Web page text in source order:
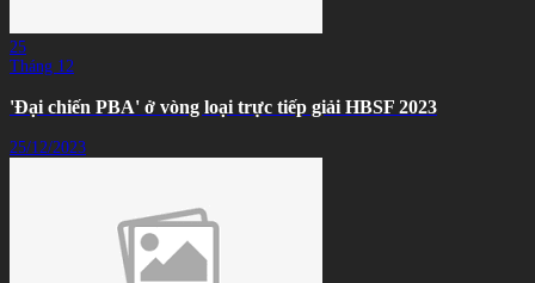
25
Tháng 12
'Đại chiến PBA' ở vòng loại trực tiếp giải HBSF 2023
25/12/2023